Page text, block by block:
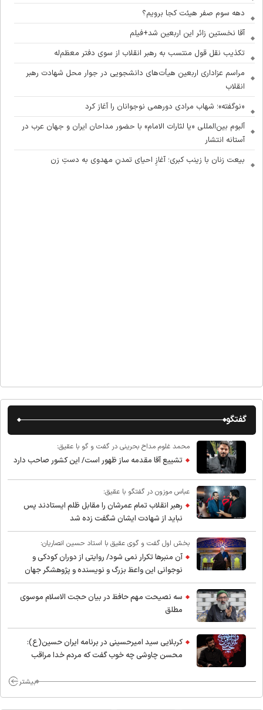
دهه سوم صفر هیئت کجا برویم؟
آقا نخستین زائر این اربعین شد+فیلم
تکذیب نقل قول منتسب به رهبر انقلاب از سوی دفتر معظم‌له
مراسم عزاداری اربعین هیأت‌های دانشجویی در جوار محل شهادت رهبر
انقلاب
«نوگفته»؛ شهاب مرادی دورهمی نوجوانان را آغاز کرد
آلبوم بین‌المللی «یا لثارات الامام» با حضور مداحان ایران و جهان عرب در
آستانه انتشار
بیعت زنان با زینب کبری؛ آغازِ احیای تمدنِ مهدوی به دستِ زن
گفتگو
محمد غلوم مداح بحرینی در گفت و گو با عقیق:
تشییع آقا مقدمه ساز ظهور است/ این کشور صاحب دارد
عباس موزون در گفتگو با عقیق:
رهبر انقلاب تمام عمرشان را مقابل ظلم ایستادند پس
نباید از شهادت ایشان شگفت زده شد
بخش اول گفت و گوی عقیق با استاد حسین انصاریان:
آن منبرها تکرار نمی شود/ روایتی از دوران کودکی و
نوجوانی این واعظ بزرگ و نویسنده و پژوهشگر جهان
اسلام
سه نصیحت مهم حافظ در بیان حجت الاسلام موسوی
مطلق
کربلایی سید امیر‌حسینی در برنامه ایران حسین(ع):
محسن چاوشی چه خوب گفت که مردم خدا مراقب
بیشتر